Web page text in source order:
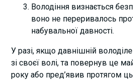
Володіння визнається
воно не переривалось
набувальної давності.
У разі, якщо давнішній
зі своєї волі, та повернув це
року або пред’явив протягом